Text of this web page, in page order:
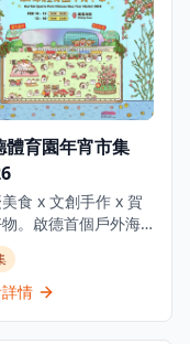
體育園年宵市集
食 x 文創手作 x 賀
。啟德首個戶外海
市集嚟喇！一邊望
海景，一邊辦年
受個獨特既賀年氣
情